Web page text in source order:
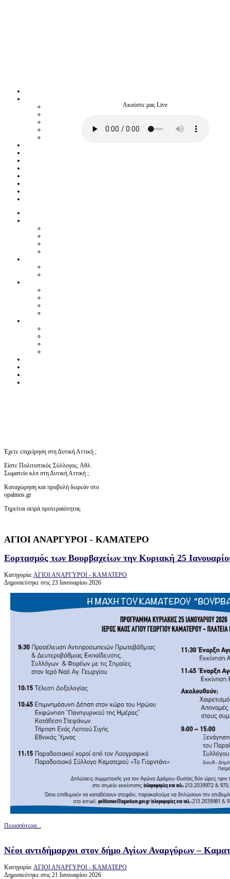
Ακούστε μας Live
Έχετε επιχείρηση στη Δυτική Αττική ;
Είστε Πολιτιστικός Σύλλογος, Αθλ.
Σωματείο κλπ στη Δυτική Αττική ;
Καταχώρηση και προβολή δωρεάν στο
opalmos.gr
Τηρείται σειρά προτεραιότητας
ΑΓΙΟΙ ΑΝΑΡΓΥΡΟΙ - ΚΑΜΑΤΕΡΟ
Εορτασμός των Βουρβαχείων την Κυριακή 25
Κατηγορία:ΑΓΙΟΙ ΑΝΑΡΓΥΡΟΙ - ΚΑΜΑΤΕΡΟ
Δημοσιεύτηκε στις 23 Ιανουαρίου 2026
Περισσότερα...
Νέοι αντιδήμαρχοι στον δήμο Αγίων Αναργύρων –
Κατηγορία: ΑΓΙΟΙ ΑΝΑΡΓΥΡΟΙ - ΚΑΜΑΤΕΡΟ
Δημοσιεύτηκε στις 21 Ιανουαρίου 2026